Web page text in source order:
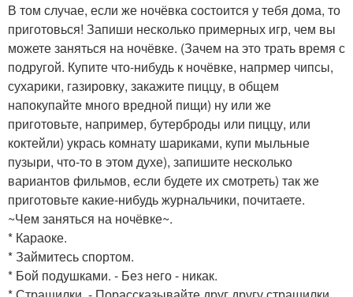
В том случае, если же ночёвка состоится у тебя дома, то
приготовься! Запиши несколько примерных игр, чем вы
можете заняться на ночёвке. (Зачем на это трать время с
подругой. Купите что-нибудь к ночёвке, напрмер чипсы,
сухарики, газировку, закажите пиццу, в общем
напокупайте много вредной пищи) ну или же
приготовьте, например, бутерброды или пиццу, или
коктейли) укрась комнату шариками, купи мыльные
пузыри, что-то в этом духе), запишите несколько
вариантов фильмов, если будете их смотреть) так же
приготовьте какие-нибудь журнальчики, почитаете.
~Чем заняться на ночёвке~.
* Караоке.
* Займитесь спортом.
* Бой подушками. - Без него - никак.